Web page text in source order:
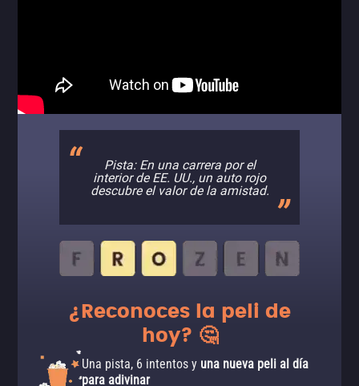
Pista: En una carrera por el
interior de EE. UU., un auto rojo
descubre el valor de la amistad.
¿Reconoces la peli de
hoy? 🤔
Una pista, 6 intentos y una nueva peli al día
para adivinar